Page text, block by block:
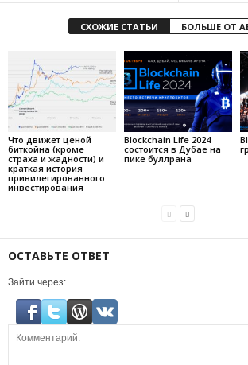
СХОЖИЕ СТАТЬИ БОЛЬШЕ ОТ
Что движет ценой
биткойна (кроме
страха и жадности) и
краткая история
привилегированного
инвестирования
Blockchain Life 2024
состоится в Дубае на
пике буллрана
ОСТАВЬТЕ ОТВЕТ
Зайти через: